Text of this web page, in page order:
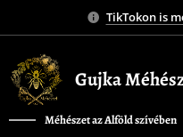
TikTokon is
Gujka
Méhészet az Alföld szívében